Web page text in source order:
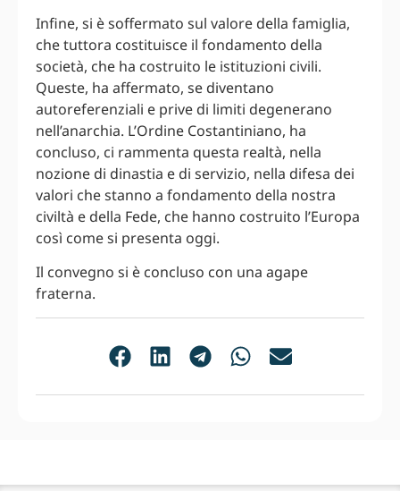
Infine, si è soffermato sul valore della famiglia,
che tuttora costituisce il fondamento della
società, che ha costruito le istituzioni civili.
Queste, ha affermato, se diventano
autoreferenziali e prive di limiti degenerano
nell’anarchia. L’Ordine Costantiniano, ha
concluso, ci rammenta questa realtà, nella
nozione di dinastia e di servizio, nella difesa dei
valori che stanno a fondamento della nostra
civiltà e della Fede, che hanno costruito l’Europa
così come si presenta oggi.
Il convegno si è concluso con una agape
fraterna.